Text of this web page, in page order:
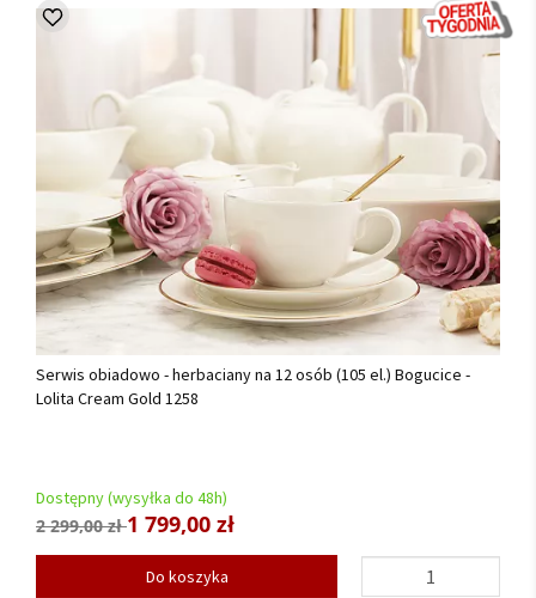
Serwis obiadowo - herbaciany na 12 osób (105 el.) Bogucice -
Lolita Cream Gold 1258
Dostępny (wysyłka do 48h)
2 299,00 zł1 799,00 zł
Do koszyka